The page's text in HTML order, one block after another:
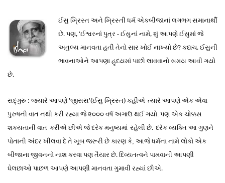
ઈસુ ખ્રિસ્ત અને ખ્રિસ્તી ધર્મ એકબીજાનાં લગભગ સમાનાર્થી
છે. પણ, 'ઈશ્વરનાં પુત્ર - ઈસુનાં નામે, શું આપણે ઈસુમાં જે
અતુલ્ય માનવતા હતી તેનો સાર ખોઈ નાખ્યો છે? કદાચ. ઈસુની
ભાવનાઓને આપણા હૃદયમાં પાછી લાવવાનો સમય આવી ગયો
છે.
સદ્ગુરુ : જ્યારે આપણે 'જીસસ'(ઈસુ ખ્રિસ્ત) કહીએ ત્યારે આપણે એક એવા
પુરુષની વાત નથી કરી રહ્યાજે ૨૦૦૦ વર્ષઅગાઉ થઈ ગયો. પણ એક ચોક્કસ
શકયતાની વાત કરીએ છીએ જેદરેક મનુષ્યમાં રહેલી છે. દરેકવ્યક્તિ આ ગુણને
પોતાની અંદર ખીલવા દે તે ખૂબ જરૂરી છે કારણ કે, આજે ધર્મના નામે લોકો એક
બીજાના જીવનનોનાશ કરવાપણ તૈયાર છે. દિવ્યતત્વને પામવાની આપણી
ઘેલછાઓ પાછળ આપણે આપણી માનવતાગુમાવી રહ્યાંછીએ.